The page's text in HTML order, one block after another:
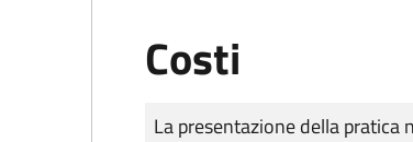
Costi
Tipo di pagamento
Importo
La presentazione della pratica